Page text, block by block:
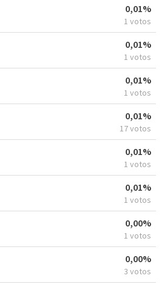
0,01%
1 votos
0,01%
1 votos
0,01%
1 votos
0,01%
17 votos
0,01%
1 votos
0,01%
1 votos
0,00%
1 votos
0,00%
3 votos